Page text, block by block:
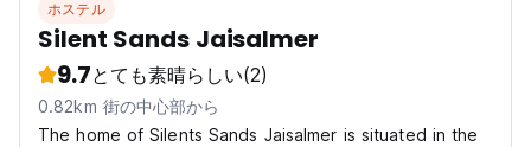
ホステル
Silent Sands Jaisalmer
9.7とても素晴らしい(2)
0.82km 街の中心部から
The home of Silents Sands Jaisalmer is situated in the